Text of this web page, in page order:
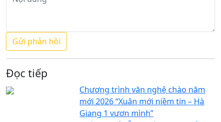
Đọc tiếp
Chương trình văn nghệ chào năm
mới 2026 “Xuân mới niềm tin – Hà
Giang 1 vươn mình”